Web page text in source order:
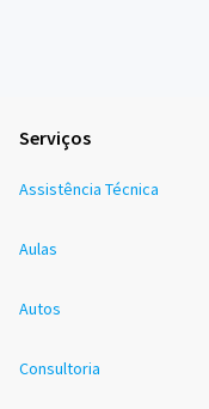
Serviços
Assistência Técnica
Aulas
Autos
Consultoria